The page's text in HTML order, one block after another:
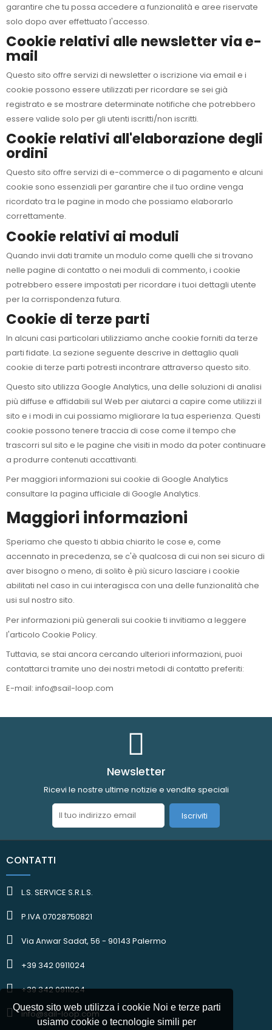
Questo sito web utilizza i cookie Noi e terze parti
usiamo cookie o tecnologie simili per
garantire che tu possa accedere a funzionalità e aree riservate
solo dopo aver effettuato l'accesso.
Cookie relativi alle newsletter via e-
mail
Questo sito offre servizi di newsletter o iscrizione via email e i
cookie possono essere utilizzati per ricordare se sei già
registrato e se mostrare determinate notifiche che potrebbero
essere valide solo per gli utenti iscritti/non iscritti.
Cookie relativi all'elaborazione degli
ordini
Questo sito offre servizi di e-commerce o di pagamento e alcuni
cookie sono essenziali per garantire che il tuo ordine venga
ricordato tra le pagine in modo che possiamo elaborarlo
correttamente.
Cookie relativi ai moduli
Quando invii dati tramite un modulo come quelli che si trovano
nelle pagine di contatto o nei moduli di commento, i cookie
potrebbero essere impostati per ricordare i tuoi dettagli utente
per la corrispondenza futura.
Cookie di terze parti
In alcuni casi particolari utilizziamo anche cookie forniti da terze
parti fidate. La sezione seguente descrive in dettaglio quali
cookie di terze parti potresti incontrare attraverso questo sito.
Questo sito utilizza Google Analytics, una delle soluzioni di analisi
più diffuse e affidabili sul Web per aiutarci a capire come utilizzi il
sito e i modi in cui possiamo migliorare la tua esperienza. Questi
cookie possono tenere traccia di cose come il tempo che
trascorri sul sito e le pagine che visiti in modo da poter continuare
a produrre contenuti accattivanti.
Per maggiori informazioni sui cookie di Google Analytics
consultare la pagina ufficiale di Google Analytics.
Maggiori informazioni
Speriamo che questo ti abbia chiarito le cose e, come
accennato in precedenza, se c'è qualcosa di cui non sei sicuro di
aver bisogno o meno, di solito è più sicuro lasciare i cookie
abilitati nel caso in cui interagisca con una delle funzionalità che
usi sul nostro sito.
Per informazioni più generali sui cookie ti invitiamo a leggere
l'articolo Cookie Policy.
Tuttavia, se stai ancora cercando ulteriori informazioni, puoi
contattarci tramite uno dei nostri metodi di contatto preferiti:
E-mail: info@sail-loop.com
Newsletter
Ricevi le nostre ultime notizie e vendite speciali
Iscriviti
CONTATTI
L.S. SERVICE S.R.L.S.
P.IVA 07028750821
Via Anwar Sadat, 56 - 90143 Palermo
+39 342 0911024
+39 342 0911024
info@sail-loop.com